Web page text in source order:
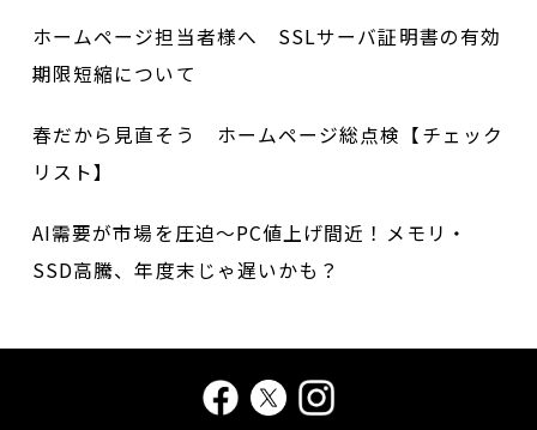
ホームページ担当者様へ SSLサーバ証明書の有効
期限短縮について
春だから見直そう ホームページ総点検【チェック
リスト】
AI需要が市場を圧迫～PC値上げ間近！メモリ・
SSD高騰、年度末じゃ遅いかも？